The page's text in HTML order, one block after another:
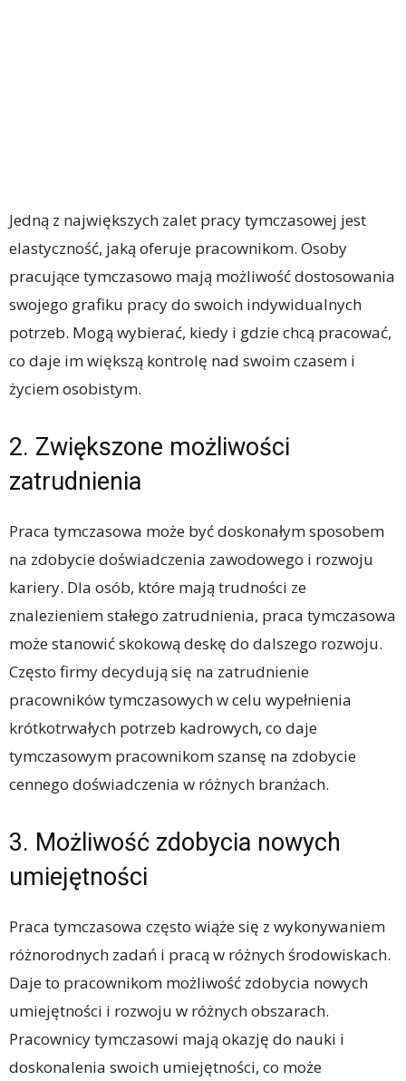
Jedną z największych zalet pracy tymczasowej jest
elastyczność, jaką oferuje pracownikom. Osoby
pracujące tymczasowo mają możliwość dostosowania
swojego grafiku pracy do swoich indywidualnych
potrzeb. Mogą wybierać, kiedy i gdzie chcą pracować,
co daje im większą kontrolę nad swoim czasem i
życiem osobistym.
2. Zwiększone możliwości
zatrudnienia
Praca tymczasowa może być doskonałym sposobem
na zdobycie doświadczenia zawodowego i rozwoju
kariery. Dla osób, które mają trudności ze
znalezieniem stałego zatrudnienia, praca tymczasowa
może stanowić skokową deskę do dalszego rozwoju.
Często firmy decydują się na zatrudnienie
pracowników tymczasowych w celu wypełnienia
krótkotrwałych potrzeb kadrowych, co daje
tymczasowym pracownikom szansę na zdobycie
cennego doświadczenia w różnych branżach.
3. Możliwość zdobycia nowych
umiejętności
Praca tymczasowa często wiąże się z wykonywaniem
różnorodnych zadań i pracą w różnych środowiskach.
Daje to pracownikom możliwość zdobycia nowych
umiejętności i rozwoju w różnych obszarach.
Pracownicy tymczasowi mają okazję do nauki i
doskonalenia swoich umiejętności, co może